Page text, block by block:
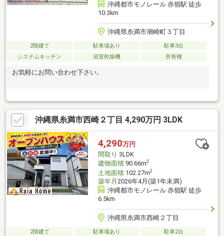
沖縄都市モノレール 赤嶺駅 徒歩
10.3km
沖縄県糸満市潮崎町３丁目
2階建て 駐車場あり
駐車3台
システムキッチン
浴室乾燥機 所有権
お気軽にお問い合わせ下さい。
沖縄県糸満市西崎２丁目 4,290万円 3LDK
4,290万円
間取り 3LDK
建物面積90.66m2
土地面積102.27m2
築年月 2026年4月(築1年未満)
沖縄都市モノレール 赤嶺駅 徒歩
6.5km
沖縄県糸満市西崎２丁目
2階建て 駐車場あり
駐車2台